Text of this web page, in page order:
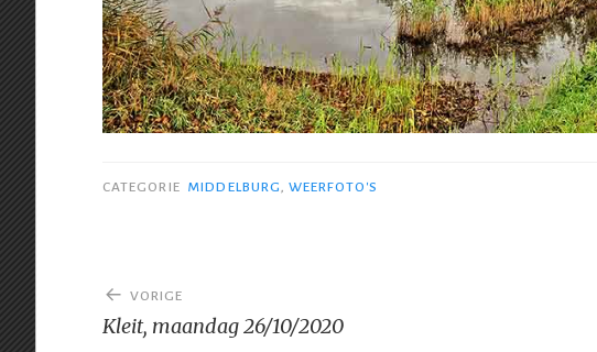
CATEGORIE MIDDELBURG,WEERFOTO'S
Bericht
navigatie
VORIGE
Kleit, maandag 26/10/2020